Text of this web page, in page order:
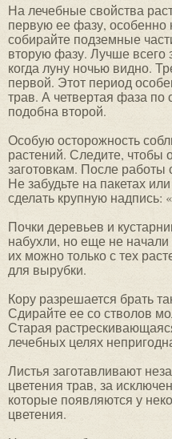
На лечебные свойства
первую ее фазу, особенно
собирайте подземные
вторую фазу. Лучше всего
когда луну ночью видно.
первой. Этот период
трав. А четвертая фаза
подобна второй.
Особую осторожность
растений. Следите, чтобы
заготовкам. После работы
Не забудьте на пакетах
сделать крупную надпись:
Почки деревьев и
набухли, но еще не начали
их можно только с тех
для вырубки.
Кору разрешается брать
Сдирайте ее со стволов
Старая
лечебных целях
Листья заготавливают
цветения трав, за
которые появляются у
цветения.